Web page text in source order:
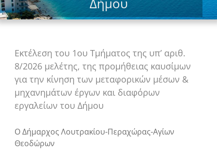
Εκτέλεση του 1ου Τμήματος της υπ’ αριθ.
8/2026 μελέτης, της προμήθειας καυσίμων
για την κίνηση των μεταφορικών μέσων &
μηχανημάτων έργων και διαφόρων
εργαλείων του Δήμου
Ο Δήμαρχος Λουτρακίου-Περαχώρας-Αγίων
Θεοδώρων